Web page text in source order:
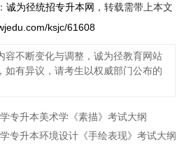
诚为径统招专升本网 ，转载需带上本文
ksjc/61608
容不断变化与调整，诚为径教育网站
如有异议，请考生以权威部门公布的
专升本美术学《素描》考试大纲
专升本环境设计《手绘表现》考试大纲